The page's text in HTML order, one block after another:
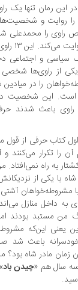
۱۳ راوی دارد. من در این رمان
نمی‌تواند یک محدود ۸۰ ساله را
را محمدعلی شاه
و آخرین راوی
سیاسی و اجتماعی
از راوی‌ها
را در میادین
این شخصیت
قمه‌کش را نسبت به وقایع می‌گوید. این ۱۳
کتاب حرفی از قول
را تکرار می‌کنند و
به راه نمی‌افتاد.
با یکی از
مشروطه‌خواهان آشتی
داخل منازل
من مستبد بودند
یعنی این‌که
باعث شد
زمان مادر شاه بود؟
سه سال هم «چیدن باد